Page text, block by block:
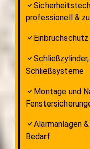
professionell &
Schließsysteme
Montage und
Alarmanlagen
Bedarf